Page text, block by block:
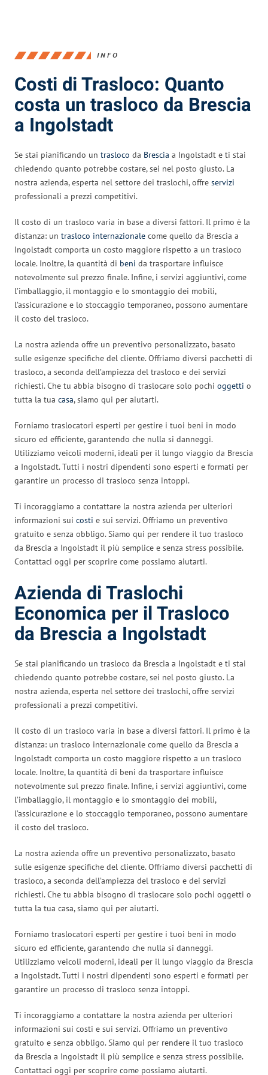
INFO
Costi di Trasloco: Quanto
costa un trasloco da Brescia
a Ingolstadt
Se stai pianificando un trasloco da Brescia a Ingolstadt e ti stai
chiedendo quanto potrebbe costare, sei nel posto giusto. La
nostra azienda, esperta nel settore dei traslochi, offre servizi
professionali a prezzi competitivi.
Il costo di un trasloco varia in base a diversi fattori. Il primo è la
distanza: un trasloco internazionale come quello da Brescia a
Ingolstadt comporta un costo maggiore rispetto a un trasloco
locale. Inoltre, la quantità di beni da trasportare influisce
notevolmente sul prezzo finale. Infine, i servizi aggiuntivi, come
l’imballaggio, il montaggio e lo smontaggio dei mobili,
l’assicurazione e lo stoccaggio temporaneo, possono aumentare
il costo del trasloco.
La nostra azienda offre un preventivo personalizzato, basato
sulle esigenze specifiche del cliente. Offriamo diversi pacchetti di
trasloco, a seconda dell’ampiezza del trasloco e dei servizi
richiesti. Che tu abbia bisogno di traslocare solo pochi oggetti o
tutta la tua casa, siamo qui per aiutarti.
Forniamo traslocatori esperti per gestire i tuoi beni in modo
sicuro ed efficiente, garantendo che nulla si danneggi.
Utilizziamo veicoli moderni, ideali per il lungo viaggio da Brescia
a Ingolstadt. Tutti i nostri dipendenti sono esperti e formati per
garantire un processo di trasloco senza intoppi.
Ti incoraggiamo a contattare la nostra azienda per ulteriori
informazioni sui costi e sui servizi. Offriamo un preventivo
gratuito e senza obbligo. Siamo qui per rendere il tuo trasloco
da Brescia a Ingolstadt il più semplice e senza stress possibile.
Contattaci oggi per scoprire come possiamo aiutarti.
Azienda di Traslochi
Economica per il Trasloco
da Brescia a Ingolstadt
Se stai pianificando un trasloco da Brescia a Ingolstadt e ti stai
chiedendo quanto potrebbe costare, sei nel posto giusto. La
nostra azienda, esperta nel settore dei traslochi, offre servizi
professionali a prezzi competitivi.
Il costo di un trasloco varia in base a diversi fattori. Il primo è la
distanza: un trasloco internazionale come quello da Brescia a
Ingolstadt comporta un costo maggiore rispetto a un trasloco
locale. Inoltre, la quantità di beni da trasportare influisce
notevolmente sul prezzo finale. Infine, i servizi aggiuntivi, come
l’imballaggio, il montaggio e lo smontaggio dei mobili,
l’assicurazione e lo stoccaggio temporaneo, possono aumentare
il costo del trasloco.
La nostra azienda offre un preventivo personalizzato, basato
sulle esigenze specifiche del cliente. Offriamo diversi pacchetti di
trasloco, a seconda dell’ampiezza del trasloco e dei servizi
richiesti. Che tu abbia bisogno di traslocare solo pochi oggetti o
tutta la tua casa, siamo qui per aiutarti.
Forniamo traslocatori esperti per gestire i tuoi beni in modo
sicuro ed efficiente, garantendo che nulla si danneggi.
Utilizziamo veicoli moderni, ideali per il lungo viaggio da Brescia
a Ingolstadt. Tutti i nostri dipendenti sono esperti e formati per
garantire un processo di trasloco senza intoppi.
Ti incoraggiamo a contattare la nostra azienda per ulteriori
informazioni sui costi e sui servizi. Offriamo un preventivo
gratuito e senza obbligo. Siamo qui per rendere il tuo trasloco
da Brescia a Ingolstadt il più semplice e senza stress possibile.
Contattaci oggi per scoprire come possiamo aiutarti.